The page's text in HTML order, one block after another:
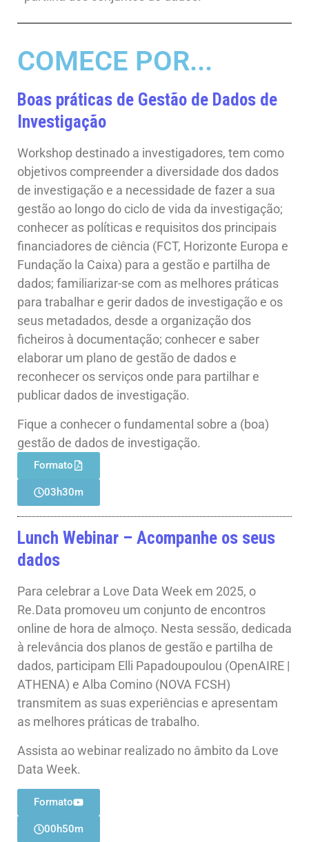
COMECE POR...
Boas práticas de Gestão de Dados de
Investigação
Workshop destinado a investigadores, tem como
objetivos compreender a diversidade dos dados
de investigação e a necessidade de fazer a sua
gestão ao longo do ciclo de vida da investigação;
conhecer as políticas e requisitos dos principais
financiadores de ciência (FCT, Horizonte Europa e
Fundação la Caixa) para a gestão e partilha de
dados; familiarizar-se com as melhores práticas
para trabalhar e gerir dados de investigação e os
seus metadados, desde a organização dos
ficheiros à documentação; conhecer e saber
elaborar um plano de gestão de dados e
reconhecer os serviços onde para partilhar e
publicar dados de investigação.
Fique a conhecer o fundamental sobre a (boa)
gestão de dados de investigação.
Formato
03h30m
Lunch Webinar – Acompanhe os seus
dados
Para celebrar a Love Data Week em 2025, o
Re.Data promoveu um conjunto de encontros
online de hora de almoço. Nesta sessão, dedicada
à relevância dos planos de gestão e partilha de
dados, participam Elli Papadoupoulou (OpenAIRE |
ATHENA) e Alba Comino (NOVA FCSH)
transmitem as suas experiências e apresentam
as melhores práticas de trabalho.
Assista ao webinar realizado no âmbito da Love
Data Week.
Formato
00h50m